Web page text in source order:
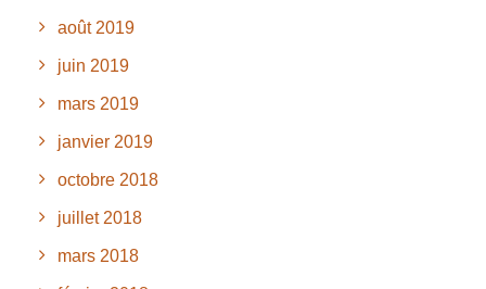
août 2019
juin 2019
mars 2019
janvier 2019
octobre 2018
juillet 2018
mars 2018